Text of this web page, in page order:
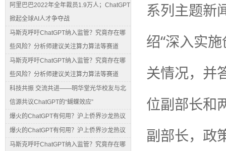
阿里巴巴2022年全年裁员1.9万人；ChatGPT
掀起全球AI人才争夺战
马斯克呼吁ChatGPT纳入监管？究竟存在哪
些风险？分析师建议关注算力算法等赛道
马斯克呼吁ChatGPT纳入监管？究竟存在哪
些风险？分析师建议关注算力算法等赛道
科技共振 交流共进——明华堂光华校友与北
信源共议ChatGPT的“蝴蝶效应”
爆火的ChatGPT有何用？沪上侨界沙龙热议
爆火的ChatGPT有何用？沪上侨界沙龙热议
马斯克呼吁ChatGPT纳入监管？究竟存在哪
系列主题新
绍“深入实
关情况，并
位副部长和
副部长，政